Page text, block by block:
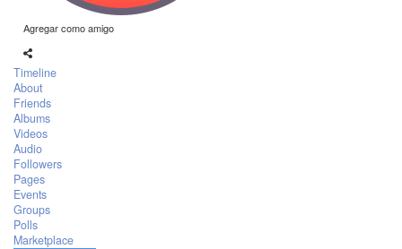
Agregar como amigo
Timeline
About
Friends
Albums
Videos
Audio
Followers
Pages
Events
Groups
Polls
Marketplace